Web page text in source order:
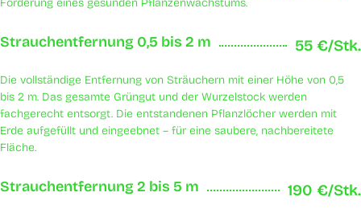
Förderung eines gesunden Pflanzenwachstums.
Strauchentfernung 0,5 bis 2 m 55 €/Stk.
Die vollständige Entfernung von Sträuchern mit einer Höhe von 0,5
bis 2 m. Das gesamte Grüngut und der Wurzelstock werden
fachgerecht entsorgt. Die entstandenen Pflanzlöcher werden mit
Erde aufgefüllt und eingeebnet – für eine saubere, nachbereitete
Fläche.
Strauchentfernung 2 bis 5 m 190 €/Stk.